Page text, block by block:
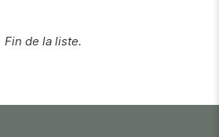
Fin de la liste.